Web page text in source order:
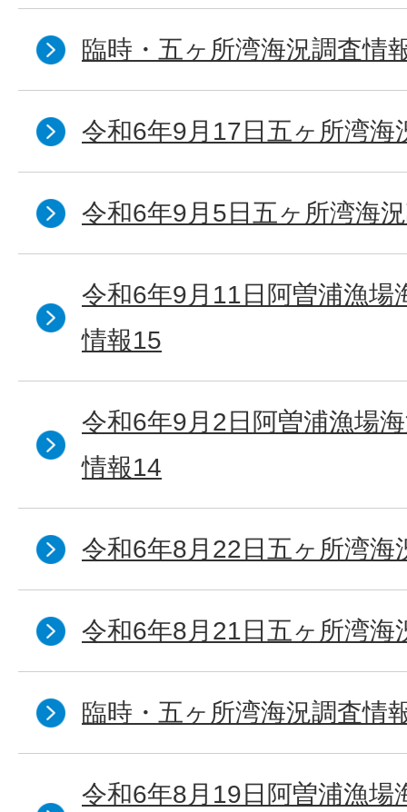
臨時・五ヶ所湾海況調査情
令和6年9月17日五ヶ所湾海
令和6年9月5日五ヶ所湾海
令和6年9月11日阿曽浦漁場
情報15
令和6年9月2日阿曽浦漁場
情報14
令和6年8月22日五ヶ所湾海
令和6年8月21日五ヶ所湾海
臨時・五ヶ所湾海況調査情
令和6年8月19日阿曽浦漁場